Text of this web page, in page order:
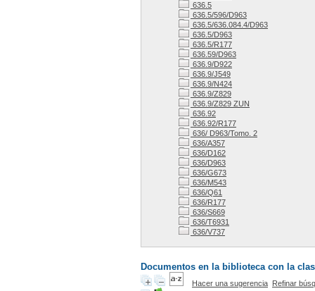
636.5
636.5/596/D963
636.5/636.084.4/D963
636.5/D963
636.5/R177
636.59/D963
636.9/D922
636.9/J549
636.9/N424
636.9/Z829
636.9/Z829 ZUN
636.92
636.92/R177
636/ D963/Tomo. 2
636/A357
636/D162
636/D963
636/G673
636/M543
636/Q61
636/R177
636/S669
636/T6931
636/V737
Documentos en la biblioteca con la
Hacer una sugerencia Refinar